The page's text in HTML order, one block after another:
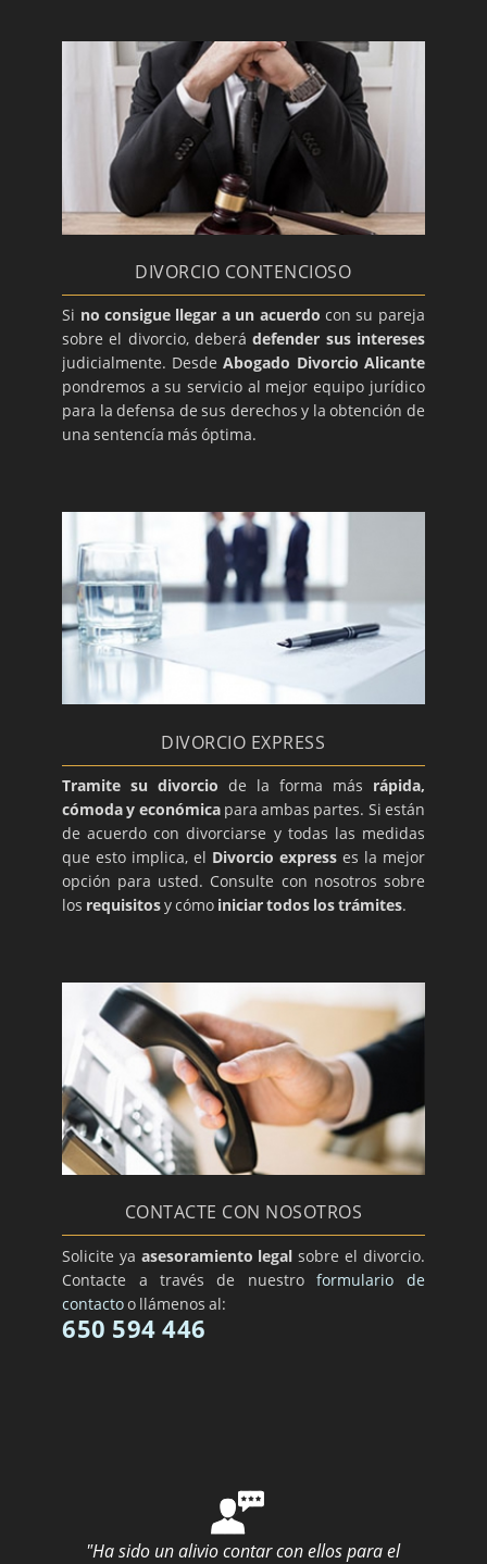
DIVORCIO CONTENCIOSO
Si no consigue llegar a un acuerdo con su pareja
sobre el divorcio, deberádefender sus intereses
judicialmente. DesdeAbogado Divorcio Alicante
pondremos a su servicio al mejor equipo jurídico
para la defensa de sus derechos y la obtención de
una sentencía más óptima.
DIVORCIO EXPRESS
Tramite su divorcio de la forma más rápida,
cómoda y económicapara ambas partes. Si están
de acuerdo con divorciarse y todas las medidas
que esto implica, el Divorcio expresses la mejor
opción para usted. Consulte con nosotros sobre
los requisitosy cómo iniciar todos los trámites.
CONTACTE CON NOSOTROS
Solicite ya asesoramiento legal sobre el divorcio.
Contacte a través de nuestroformulario de
contactoo llámenos al:
650 594 446
"Ha sido un alivio contar con ellos para el